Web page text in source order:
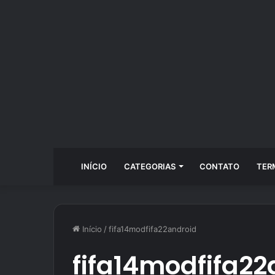
INÍCIO CATEGORIAS CONTATO
Início /fifa14modfifa22android